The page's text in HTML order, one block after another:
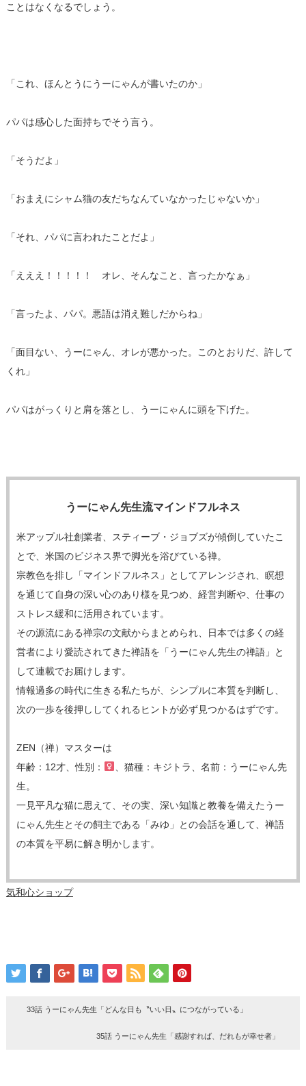
ことはなくなるでしょう。
「これ、ほんとうにうーにゃんが書いたのか」
パパは感心した面持ちでそう言う。
「そうだよ」
「おまえにシャム猫の友だちなんていなかったじゃないか」
「それ、パパに言われたことだよ」
「えええ！！！！！ オレ、そんなこと、言ったかなぁ」
「言ったよ、パパ。悪語は消え難しだからね」
「面目ない、うーにゃん、オレが悪かった。このとおりだ、許して
くれ」
パパはがっくりと肩を落とし、うーにゃんに頭を下げた。
うーにゃん先生流マインドフルネス
米アップル社創業者、スティーブ・ジョブズが傾倒していたこ
とで、米国のビジネス界で脚光を浴びている禅。
宗教色を排し「マインドフルネス」としてアレンジされ、瞑想
を通じて自身の深い心のあり様を見つめ、経営判断や、仕事の
ストレス緩和に活用されています。
その源流にある禅宗の文献からまとめられ、日本では多くの経
営者により愛読されてきた禅語を「うーにゃん先生の禅語」と
して連載でお届けします。
情報過多の時代に生きる私たちが、シンプルに本質を判断し、
次の一歩を後押ししてくれるヒントが必ず見つかるはずです。
ZEN（禅）マスターは
年齢：12才、性別：
、猫種：キジトラ、名前：うーにゃん先
生。
一見平凡な猫に思えて、その実、深い知識と教養を備えたうー
にゃん先生とその飼主である「みゆ」との会話を通して、禅語
の本質を平易に解き明かします。
気和心ショップ
33話 うーにゃん先生「どんな日も〝いい日〟につながっている」
35話 うーにゃん先生「感謝すれば、だれもが幸せ者」